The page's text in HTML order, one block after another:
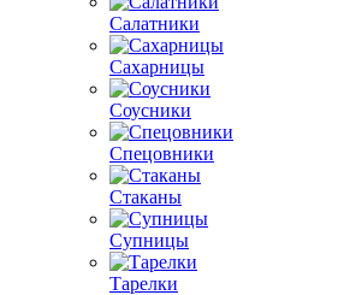
Салатники
Сахарницы
Соусники
Спецовники
Стаканы
Супницы
Тарелки